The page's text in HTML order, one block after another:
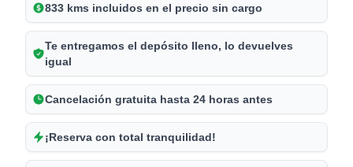
833 kms incluidos en el precio sin cargo
Te entregamos el depósito lleno, lo devuelves
igual
Cancelación gratuita hasta 24 horas antes
¡Reserva con total tranquilidad!